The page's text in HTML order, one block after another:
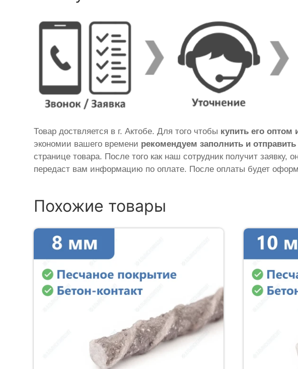
Товар доствляется в г. Актобе. Для того чтобы купить его оптом
экономии вашего времени рекомендуем заполнить и
странице товара. После того как наш сотрудник получит
передаст вам информацию по оплате. После оплаты будет
Похожие товары